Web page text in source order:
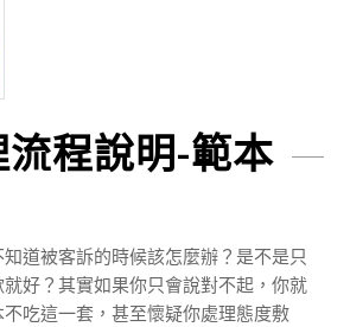
程說明-範本
道被客訴的時候該怎麼辦？是不是只
好？其實如果你只會說對不起，你就
吃這一套，甚至懷疑你處理態度敷